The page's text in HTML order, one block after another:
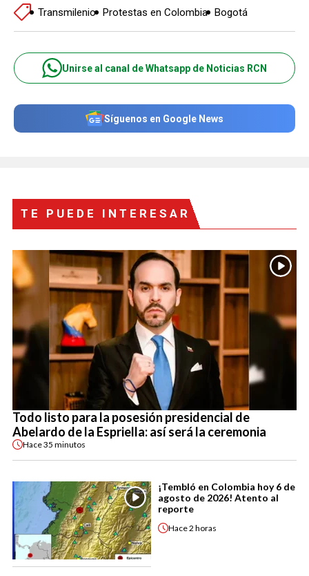
Transmilenio Protestas en Colombia Bogotá
Unirse al canal de Whatsapp de Noticias RCN
Síguenos en Google News
TE PUEDE INTERESAR
Todo listo para la posesión presidencial de
Abelardo de la Espriella: así será la ceremonia
Hace35 minutos
¡Tembló en Colombia hoy 6 de
agosto de 2026! Atento al
reporte
Hace2 horas